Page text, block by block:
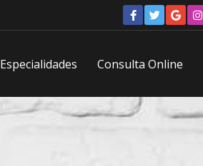
Especialidades Consulta Online